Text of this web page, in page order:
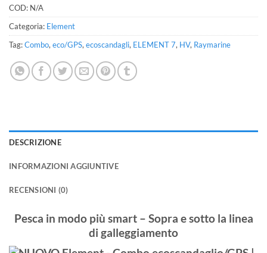
COD: N/A
Categoria: Element
Tag:Combo,eco/GPS,ecoscandagli, ELEMENT 7, HV, Raymarine
DESCRIZIONE
INFORMAZIONI AGGIUNTIVE
RECENSIONI (0)
Pesca in modo più smart – Sopra e sotto la linea
di galleggiamento